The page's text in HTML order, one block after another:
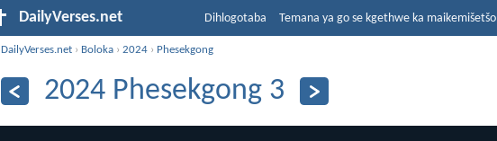
DailyVerses.net Dihlogotaba Temana ya go se kgethwe ka maikemišetšo
DailyVerses.net › Boloka ›2024 › Phesekgong
2024 Phesekgong 3